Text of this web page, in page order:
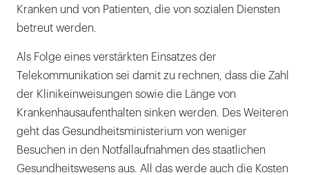
Kranken und von Patienten, die von sozialen Diensten
betreut werden.
Als Folge eines verstärkten Einsatzes der
Telekommunikation sei damit zu rechnen, dass die Zahl
der Klinikeinweisungen sowie die Länge von
Krankenhausaufenthalten sinken werden. Des Weiteren
geht das Gesundheitsministerium von weniger
Besuchen in den Notfallaufnahmen des staatlichen
Gesundheitswesens aus. All das werde auch die Kosten